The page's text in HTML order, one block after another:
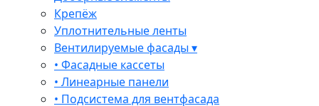
Крепёж
Уплотнительные ленты
Вентилируемые фасады ▾
• Фасадные кассеты
• Линеарные панели
• Подсистема для вентфасада